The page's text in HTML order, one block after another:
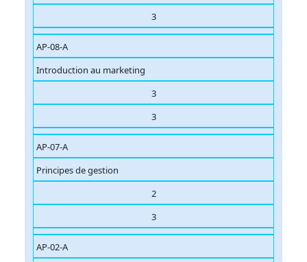
3
AP-08-A
Introduction au marketing
3
3
AP-07-A
Principes de gestion
2
3
AP-02-A